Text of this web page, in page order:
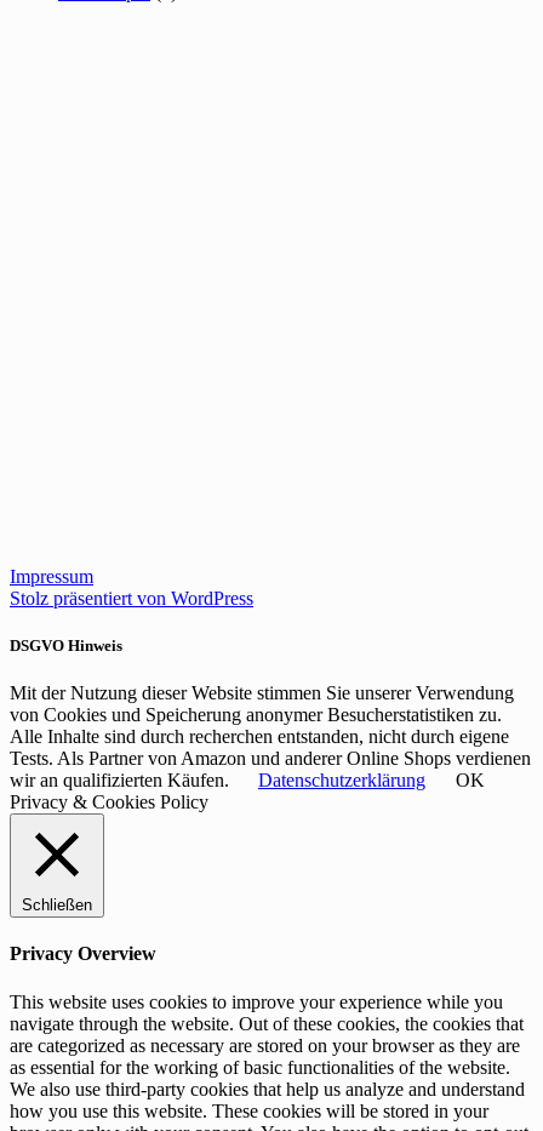
Impressum
Stolz präsentiert von WordPress
DSGVO Hinweis
Mit der Nutzung dieser Website stimmen Sie unserer Verwendung
von Cookies und Speicherung anonymer Besucherstatistiken zu.
Alle Inhalte sind durch recherchen entstanden, nicht durch eigene
Tests. Als Partner von Amazon und anderer Online Shops verdienen
wir an qualifizierten Käufen.
Datenschutzerklärung
OK
Privacy & Cookies Policy
Schließen
Privacy Overview
This website uses cookies to improve your experience while you
navigate through the website. Out of these cookies, the cookies that
are categorized as necessary are stored on your browser as they are
as essential for the working of basic functionalities of the website.
We also use third-party cookies that help us analyze and understand
how you use this website. These cookies will be stored in your